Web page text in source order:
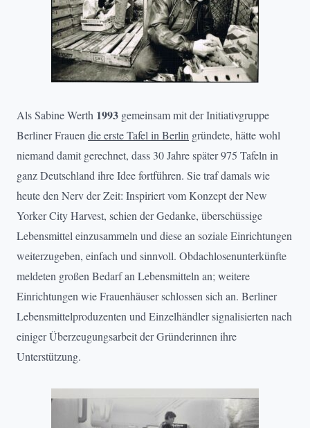
Als Sabine Werth 1993 gemeinsam mit der Initiativgruppe
Berliner Frauen die erste Tafel in Berlin gründete, hätte wohl
niemand damit gerechnet, dass 30 Jahre später 975 Tafeln in
ganz Deutschland ihre Idee fortführen. Sie traf damals wie
heute den Nerv der Zeit: Inspiriert vom Konzept der New
Yorker City Harvest, schien der Gedanke, überschüssige
Lebensmittel einzusammeln und diese an soziale Einrichtungen
weiterzugeben, einfach und sinnvoll. Obdachlosenunterkünfte
meldeten großen Bedarf an Lebensmitteln an; weitere
Einrichtungen wie Frauenhäuser schlossen sich an. Berliner
Lebensmittelproduzenten und Einzelhändler signalisierten nach
einiger Überzeugungsarbeit der Gründerinnen ihre
Unterstützung.